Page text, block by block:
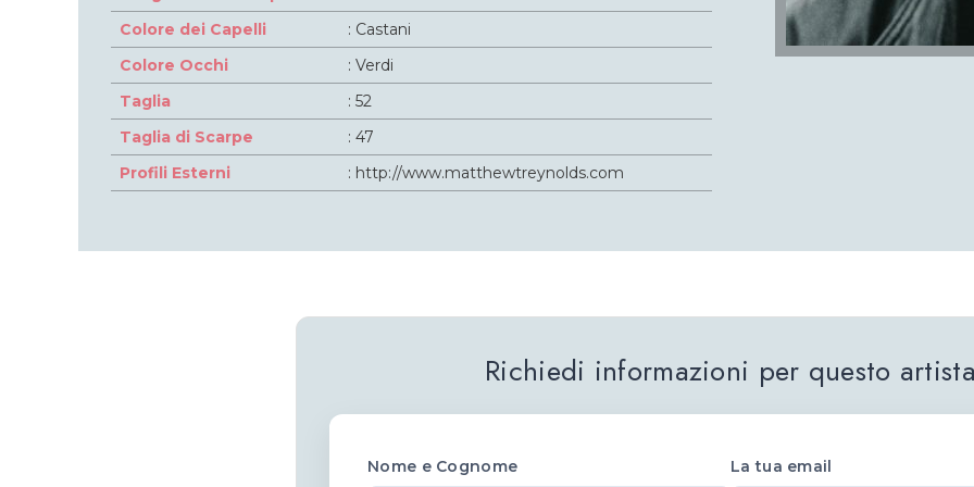
Colore dei Capelli
: Castani
Colore Occhi
: Verdi
Taglia
: 52
Taglia di Scarpe
: 47
Profili Esterni
: http://www.matthewtreynolds.com
Richiedi informazioni per questo
Nome e Cognome La tua email